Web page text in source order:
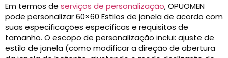
Em termos de serviços de personalização, OPUOMEN
pode personalizar 60×60 Estilos de janela de acordo com
suas especificações específicas e requisitos de
tamanho. O escopo de personalização inclui: ajuste de
estilo de janela (como modificar a direção de abertura